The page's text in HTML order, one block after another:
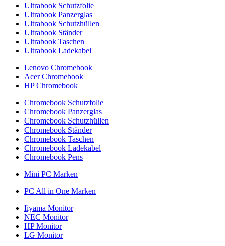
Ultrabook Schutzfolie
Ultrabook Panzerglas
Ultrabook Schutzhüllen
Ultrabook Ständer
Ultrabook Taschen
Ultrabook Ladekabel
Lenovo Chromebook
Acer Chromebook
HP Chromebook
Chromebook Schutzfolie
Chromebook Panzerglas
Chromebook Schutzhüllen
Chromebook Ständer
Chromebook Taschen
Chromebook Ladekabel
Chromebook Pens
Mini PC Marken
PC All in One Marken
Iiyama Monitor
NEC Monitor
HP Monitor
LG Monitor